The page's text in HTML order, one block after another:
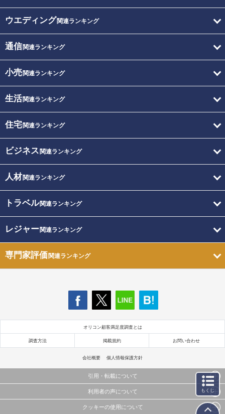
ウエディング関連ランキング
通信関連ランキング
小売関連ランキング
生活関連ランキング
住宅関連ランキング
ビジネス 関連ランキング
人材関連ランキング
トラベル関連ランキング
レジャー関連ランキング
専門家評価関連ランキング
オリコン顧客満足度調査とは
調査方法 掲載規約 お問い合わせ
会社概要 個人情報保護方針
引用・転載について
当サイトで公開されている情報（文字、写真、イラスト、画像データ等）及びこれらの配置・
これらの情報を権利者の許可なく無断転載・複製などの二次利用を行うことは固く禁じており
利用者の声について
当サイトに掲載している内容はすべてサービスの利用者が提出された見解・感想です。
クッキーの使用について
もくじ